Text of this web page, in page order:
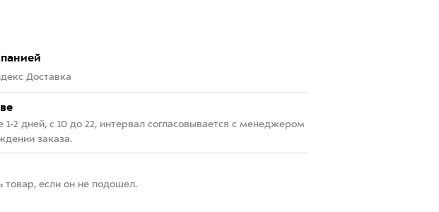
Доставка
2 дней, с 10 до 22, интервал согласовывается с менеджером
заказа.
товар, если он не подошел.